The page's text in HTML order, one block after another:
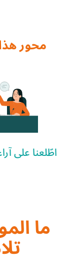
محور
اطّلعنا على
ما